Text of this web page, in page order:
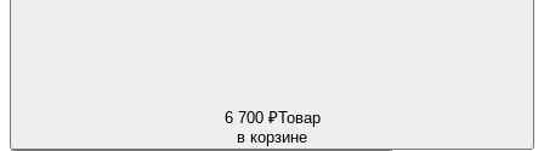
6 700 ₽Товар
в корзине